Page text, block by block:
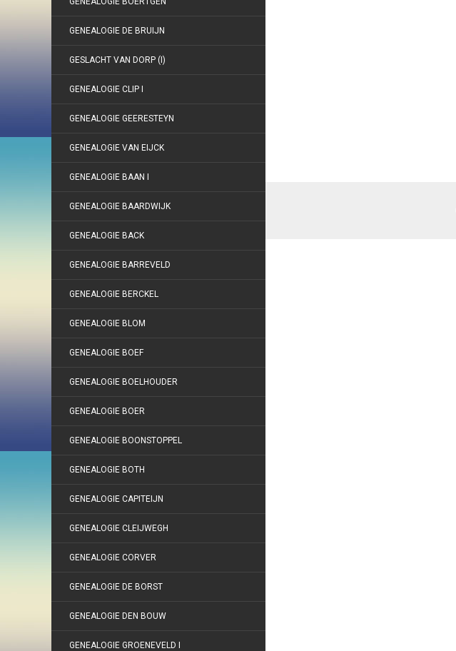
GENEALOGIE DE BRUIJN
GESLACHT VAN DORP (I)
GENEALOGIE CLIP I
GENEALOGIE GEERESTEYN
GENEALOGIE VAN EIJCK
GENEALOGIE BAAN I
GENEALOGIE BAARDWIJK
GENEALOGIE BACK
GENEALOGIE BARREVELD
GENEALOGIE BERCKEL
GENEALOGIE BLOM
GENEALOGIE BOEF
GENEALOGIE BOELHOUDER
GENEALOGIE BOER
GENEALOGIE BOONSTOPPEL
GENEALOGIE BOTH
GENEALOGIE CAPITEIJN
GENEALOGIE CLEIJWEGH
GENEALOGIE CORVER
GENEALOGIE DE BORST
GENEALOGIE DEN BOUW
GENEALOGIE GROENEVELD I